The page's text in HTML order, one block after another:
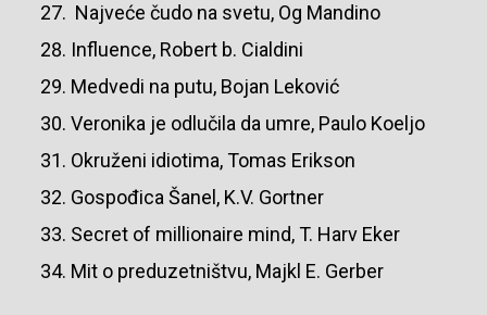
Najveće čudo na svetu, Og Mandino
Influence, Robert b. Cialdini
Medvedi na putu, Bojan Leković
Veronika je odlučila da umre, Paulo Koeljo
Okruženi idiotima, Tomas Erikson
Gospođica Šanel, K.V. Gortner
Secret of millionaire mind, T. Harv Eker
Mit o preduzetništvu, Majkl E. Gerber